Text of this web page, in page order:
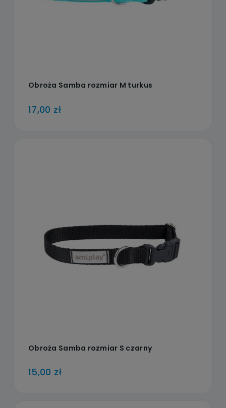
Obroża Samba rozmiar M turkus
17,00 zł
Obroża Samba rozmiar S czarny
15,00 zł